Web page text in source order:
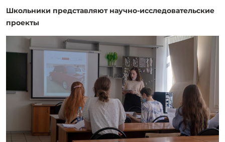
Школьники представляют научно-исследовательские
проекты